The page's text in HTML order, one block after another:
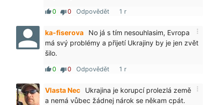
thumb_up0 thumb_down0 Odpovědět 1 r
ka-fiserova more_vert
No já s tím nesouhlasim, Evropa
má svý problémy a přijetí Ukrajiny by je jen zvět
šilo.
thumb_up0 thumb_down0 Odpovědět 1 r
Vlasta Nec more_vert
Ukrajina je korupcí prolezlá země
a nemá vůbec žádnej nárok se někam cpát.